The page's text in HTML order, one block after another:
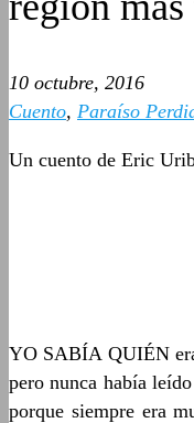
10 octubre, 2016
Cuento, Paraíso
Un cuento de Eric
YO SABÍA QUIÉN
pero nunca había
porque siempre era